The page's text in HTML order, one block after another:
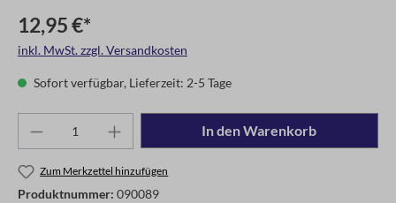
12,95 €*
inkl. MwSt. zzgl. Versandkosten
Sofort verfügbar, Lieferzeit: 2-5 Tage
In den Warenkorb
Zum Merkzettel hinzufügen
Produktnummer: 090089